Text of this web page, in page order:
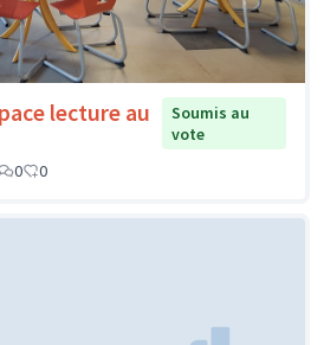
lecture au
Soumis au
vote
0 0